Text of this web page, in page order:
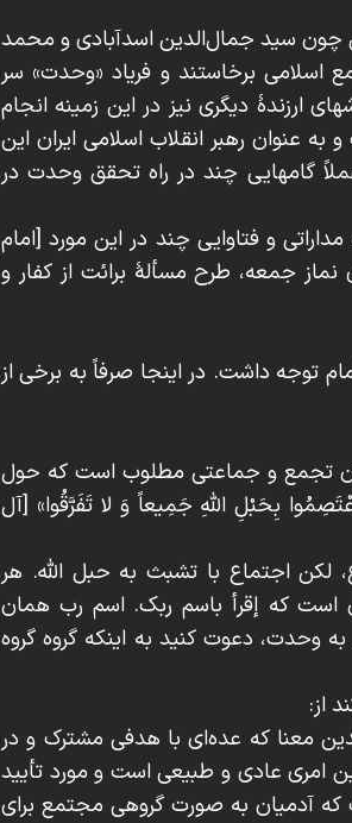
سید جمال‌الدین اسدآبادی و محمد
اسلامی برخاستند و فریاد «وحدت» سر
ارزندۀ دیگری نیز در این زمینه انجام
به عنوان رهبر انقلاب اسلامی ایران این
گامهایی چند در راه تحقق وحدت در
و فتاوایی چند در این مورد [امام
احیای نماز جمعه، طرح مسألۀ برائت از کفار و
توجه داشت. در اینجا صرفاً به برخی از
آن تجمع و جماعتی مطلوب است که حول
بِحَبْلِ اللهِ جَمِیعاً وَ لا تَفَرَّقُوا» [آل
لکن اجتماع با تشبث به حبل الله. هر
است که إقرأ باسم ربک. اسم رب همان
وحدت، دعوت کنید به اینکه گروه گروه
از:
معنا که عده‌ای با هدفی مشترک و در
امری عادی و طبیعی است و مورد تأیید
که آدمیان به صورت گروهی مجتمع برای